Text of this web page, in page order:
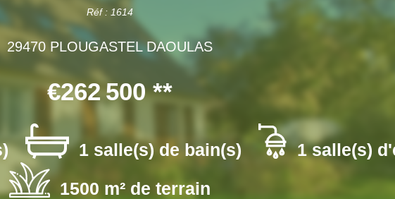
Réf : 1614
29470 PLOUGASTEL DAOULAS
€262 500 **
1 salle(s) de bain(s) 1 salle(s)
1500 m² de terrain